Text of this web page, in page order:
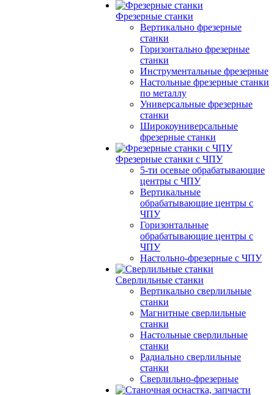
Фрезерные станки
Вертикально фрезерные
станки
Горизонтально фрезерные
станки
Инструментальные фрезерные
Настольные фрезерные станки
по металлу
Универсальные фрезерные
станки
Широкоуниверсальные
фрезерные станки
Фрезерные станки с ЧПУ
5-ти осевые обрабатывающие
центры с ЧПУ
Вертикальные
обрабатывающие центры с
ЧПУ
Горизонтальные
обрабатывающие центры с
ЧПУ
Настольно-фрезерные с ЧПУ
Сверлильные станки
Вертикально сверлильные
станки
Магнитные сверлильные
станки
Настольные сверлильные
станки
Радиально сверлильные
станки
Сверлильно-фрезерные